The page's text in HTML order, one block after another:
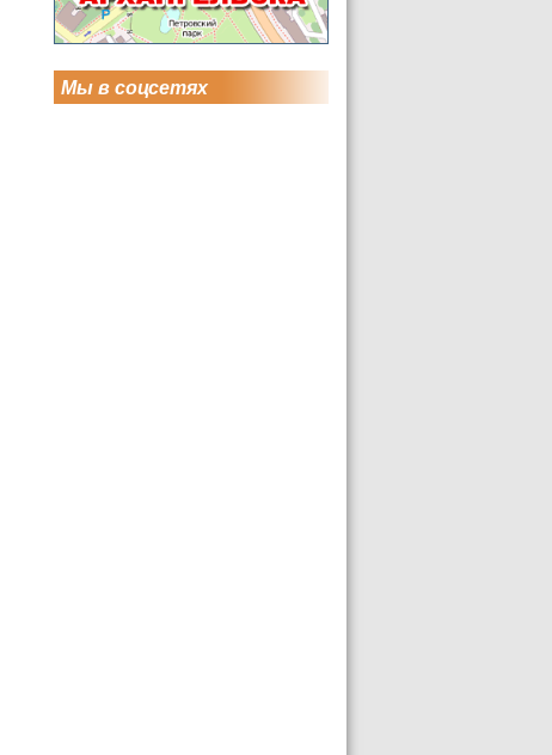
Мы в соцсетях